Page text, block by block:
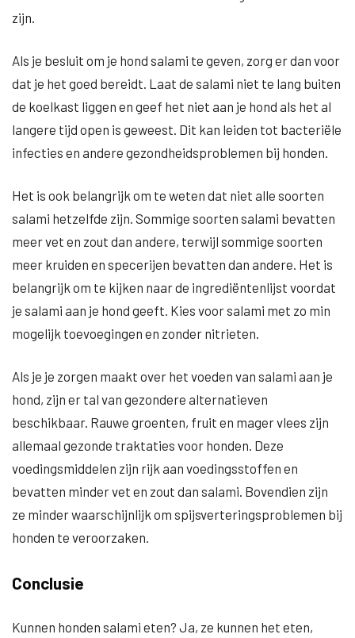
zijn.
Als je besluit om je hond salami te geven, zorg er dan voor
dat je het goed bereidt. Laat de salami niet te lang buiten
de koelkast liggen en geef het niet aan je hond als het al
langere tijd open is geweest. Dit kan leiden tot bacteriële
infecties en andere gezondheidsproblemen bij honden.
Het is ook belangrijk om te weten dat niet alle soorten
salami hetzelfde zijn. Sommige soorten salami bevatten
meer vet en zout dan andere, terwijl sommige soorten
meer kruiden en specerijen bevatten dan andere. Het is
belangrijk om te kijken naar de ingrediëntenlijst voordat
je salami aan je hond geeft. Kies voor salami met zo min
mogelijk toevoegingen en zonder nitrieten.
Als je je zorgen maakt over het voeden van salami aan je
hond, zijn er tal van gezondere alternatieven
beschikbaar. Rauwe groenten, fruit en mager vlees zijn
allemaal gezonde traktaties voor honden. Deze
voedingsmiddelen zijn rijk aan voedingsstoffen en
bevatten minder vet en zout dan salami. Bovendien zijn
ze minder waarschijnlijk om spijsverteringsproblemen bij
honden te veroorzaken.
Conclusie
Kunnen honden salami eten? Ja, ze kunnen het eten,